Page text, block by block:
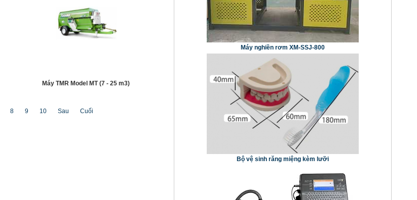
Máy TMR Model MT (7 - 25 m3)
8 9 10 Sau Cuối
Máy nghiền rơm XM-SSJ-800
Bộ vệ sinh răng miệng kèm lưỡi